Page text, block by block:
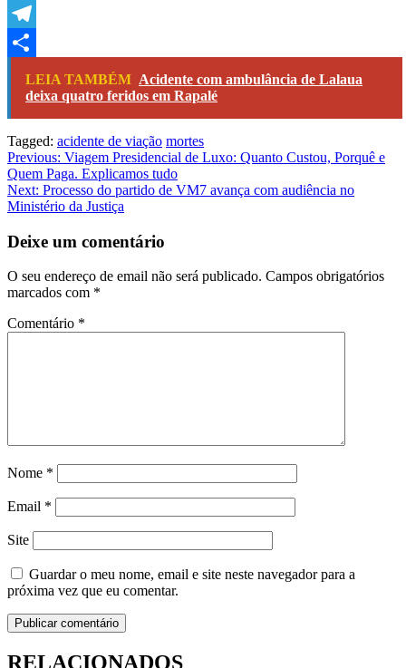
Copy
Link
Telegram
Share
LEIA TAMBÉM Acidente com ambulância de Lalaua
deixa quatro feridos em Rapalé
Tagged: acidente de viação mortes
Navegação
de
artigos
Previous: Viagem Presidencial de Luxo: Quanto Custou, Porquê e
Quem Paga. Explicamos tudo
Next: Processo do partido de VM7 avança com audiência no
Ministério da Justiça
Deixe um comentário
O seu endereço de email não será publicado. Campos obrigatórios
marcados com *
Comentário *
Nome *
Email *
Site
Guardar o meu nome, email e site neste navegador para a
próxima vez que eu comentar.
RELACIONADOS